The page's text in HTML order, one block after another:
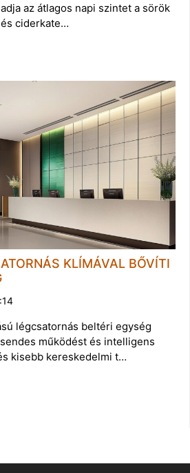
az átlagos napi szintet a sörök
ciderkate…
KLÍMÁVAL BŐVÍTI
légcsatornás beltéri egység
működést és intelligens
kisebb kereskedelmi t…